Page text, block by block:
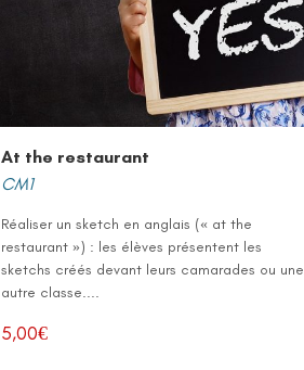
At the restaurant
CM1
Réaliser un sketch en anglais (« at the
restaurant ») : les élèves présentent les
sketchs créés devant leurs camarades ou une
autre classe....
5,00€